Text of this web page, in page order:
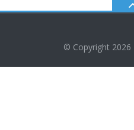
© Copyright 2026